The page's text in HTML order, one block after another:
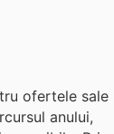
ofertele sale
anului,